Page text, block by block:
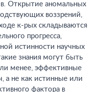
Открытие аномальных
воззрений,
к-рых складываются
прогресса,
истинности научных
знания могут быть
менее, эффективные
а не как истинные или
фактора в